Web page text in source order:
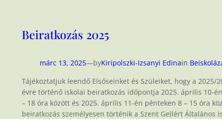
Beiratkozás 2025
márc 13, 2025—byKiripolszki-Izsanyi Edinain
Tájékoztatjuk leendő Elsőseinket és Szüleiket, hogy a 2025/
évre történő iskolai beiratkozás időpontja 2025. április 10-
– 18 óra között és 2025. április 11-én pénteken 8 – 15 óra
beiratkozás személyesen történik a Szent Gellért Általános